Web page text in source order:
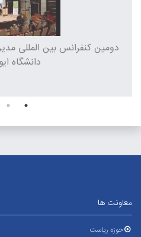
دومین کنفرانس بین المللی
دانشگاه
معاونت ها
حوزه ریاست